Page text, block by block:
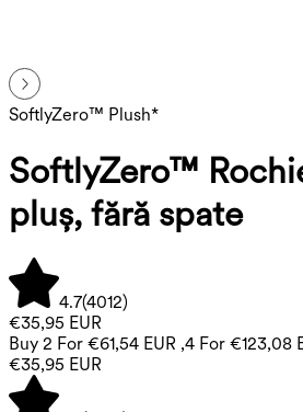
SoftlyZero™ Plush*
SoftlyZero™
pluș, fără spate
4.7(4012)
€35,95 EUR
Buy 2 For €61,54 EUR ,4 For €123,08
€35,95 EUR